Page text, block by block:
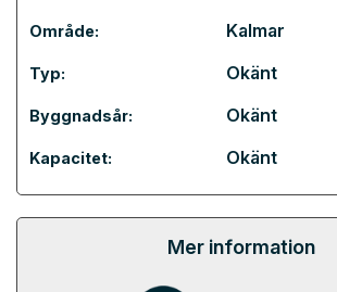
Område: Kalmar
Typ: Okänt
Byggnadsår: Okänt
Kapacitet: Okänt
Mer information